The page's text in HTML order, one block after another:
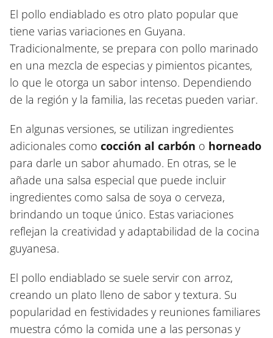
El pollo endiablado es otro plato popular que
tiene varias variaciones en Guyana.
Tradicionalmente, se prepara con pollo marinado
en una mezcla de especias y pimientos picantes,
lo que le otorga un sabor intenso. Dependiendo
de la región y la familia, las recetas pueden variar.
En algunas versiones, se utilizan ingredientes
adicionales como cocción al carbón o horneado
para darle un sabor ahumado. En otras, se le
añade una salsa especial que puede incluir
ingredientes como salsa de soya o cerveza,
brindando un toque único. Estas variaciones
reflejan la creatividad y adaptabilidad de la cocina
guyanesa.
El pollo endiablado se suele servir con arroz,
creando un plato lleno de sabor y textura. Su
popularidad en festividades y reuniones familiares
muestra cómo la comida une a las personas y